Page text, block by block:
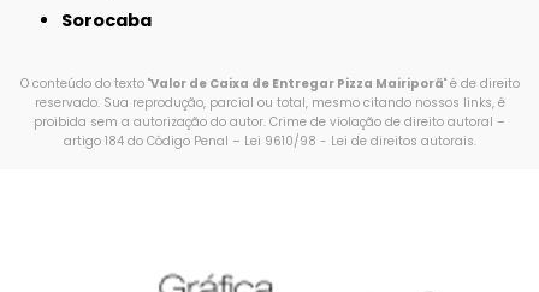
Sorocaba
O conteúdo do texto "Valor de Caixa de Entregar Pizza Mairiporã" é de direito
reservado. Sua reprodução, parcial ou total, mesmo citando nossos links, é
proibida sem a autorização do autor. Crime de violação de direito autoral –
artigo 184 do Código Penal – Lei 9610/98 - Lei de direitos autorais.